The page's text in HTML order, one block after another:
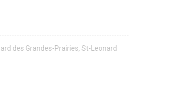
des Grandes-Prairies, St-Leonard